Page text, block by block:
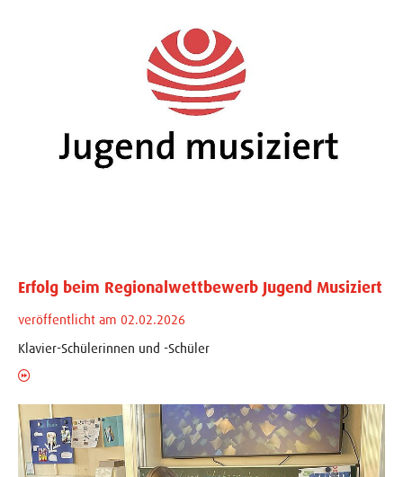
Erfolg beim Regionalwettbewerb Jugend Musiziert
veröffentlicht am 02.02.2026
Klavier-Schülerinnen und -Schüler